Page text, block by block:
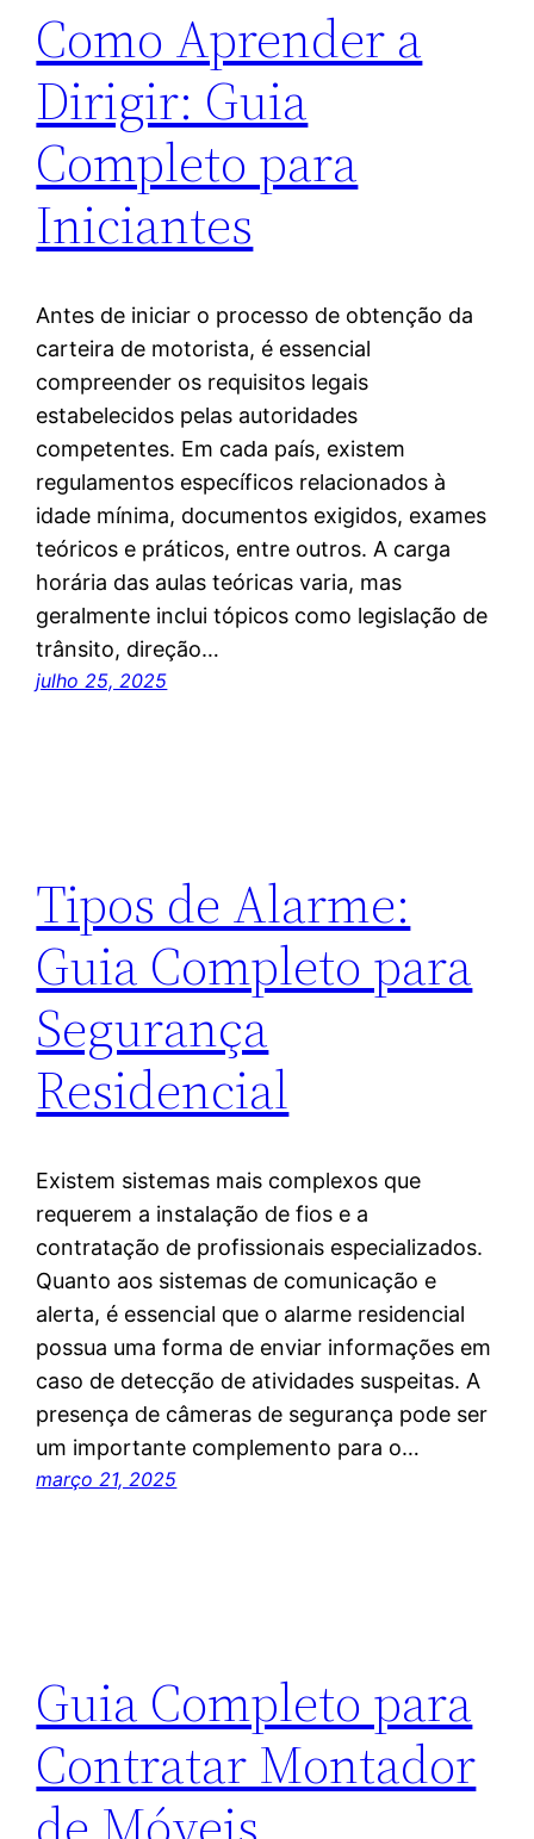
Como Aprender a
Dirigir: Guia
Completo para
Iniciantes
Antes de iniciar o processo de obtenção da
carteira de motorista, é essencial
compreender os requisitos legais
estabelecidos pelas autoridades
competentes. Em cada país, existem
regulamentos específicos relacionados à
idade mínima, documentos exigidos, exames
teóricos e práticos, entre outros. A carga
horária das aulas teóricas varia, mas
geralmente inclui tópicos como legislação de
trânsito, direção…
julho 25, 2025
Tipos de Alarme:
Guia Completo para
Segurança
Residencial
Existem sistemas mais complexos que
requerem a instalação de fios e a
contratação de profissionais especializados.
Quanto aos sistemas de comunicação e
alerta, é essencial que o alarme residencial
possua uma forma de enviar informações em
caso de detecção de atividades suspeitas. A
presença de câmeras de segurança pode ser
um importante complemento para o…
março 21, 2025
Guia Completo para
Contratar Montador